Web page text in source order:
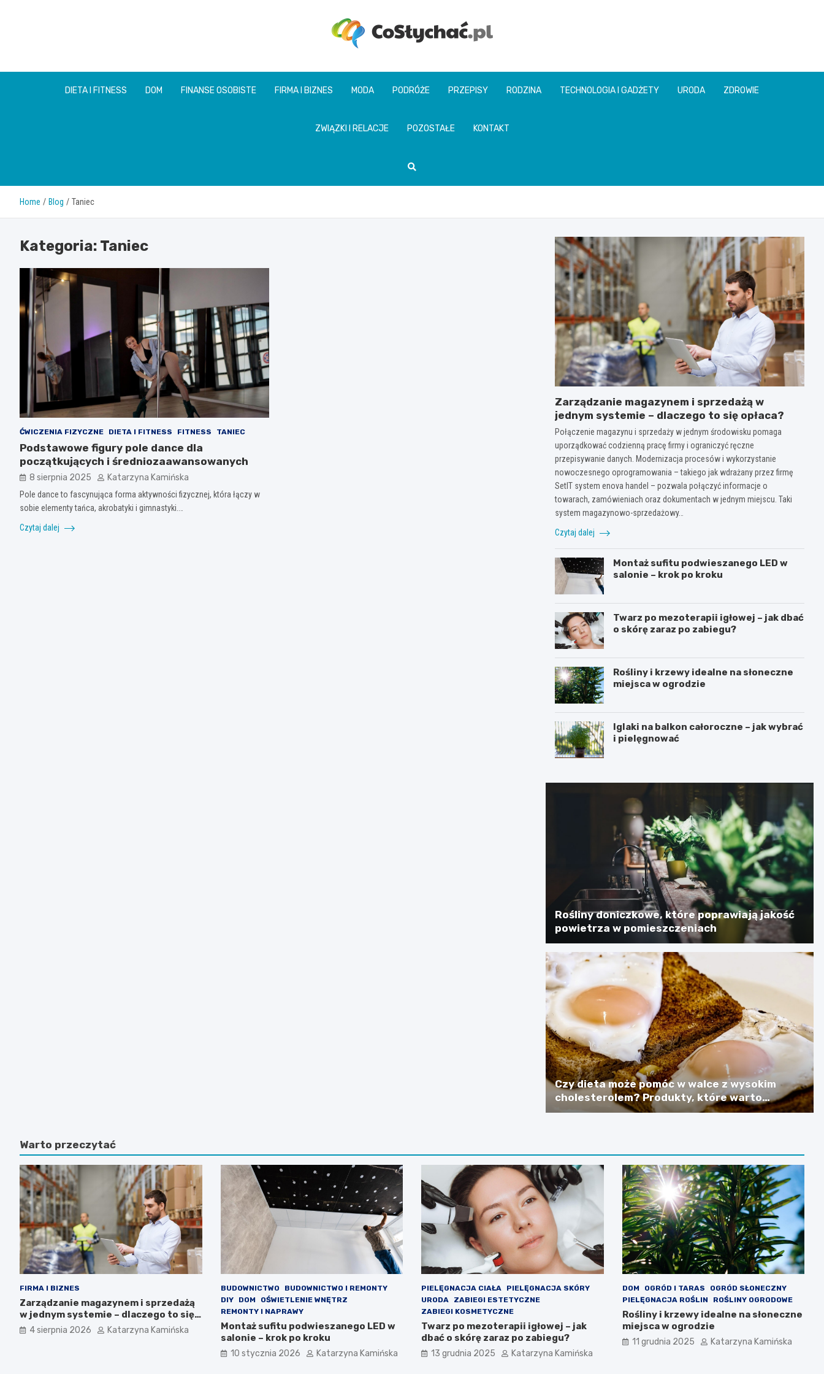
coslychac.pl
DIETA I FITNESS DOM FINANSE OSOBISTE FIRMA I BIZNES MODA PODRÓŻE PRZEPISY RODZINA TECHNOLOGIA I GADŻETY URODA ZDROWIE
ZWIĄZKI I RELACJE POZOSTAŁE KONTAKT
Home Blog Taniec
Kategoria: Taniec
ĆWICZENIA FIZYCZNE DIETA I FITNESS FITNESS TANIEC
Podstawowe figury pole dance dla
początkujących i średniozaawansowanych
8 sierpnia 2025 Katarzyna Kamińska
Pole dance to fascynująca forma aktywności fizycznej, która łączy w
sobie elementy tańca, akrobatyki i gimnastyki.…
Czytaj dalej
Zarządzanie magazynem i sprzedażą w
jednym systemie – dlaczego to się opłaca?
Połączenie magazynu i sprzedaży w jednym środowisku pomaga
uporządkować codzienną pracę firmy i ograniczyć ręczne
przepisywanie danych. Modernizacja procesów i wykorzystanie
nowoczesnego oprogramowania – takiego jak wdrażany przez firmę
SetIT system enova handel – pozwala połączyć informacje o
towarach, zamówieniach oraz dokumentach w jednym miejscu. Taki
system magazynowo-sprzedażowy…
Czytaj dalej
Montaż sufitu podwieszanego LED w
salonie – krok po kroku
Twarz po mezoterapii igłowej – jak dbać
o skórę zaraz po zabiegu?
Rośliny i krzewy idealne na słoneczne
miejsca w ogrodzie
Iglaki na balkon całoroczne – jak wybrać
i pielęgnować
Rośliny doniczkowe, które poprawiają jakość
powietrza w pomieszczeniach
Czy dieta może pomóc w walce z wysokim
cholesterolem? Produkty, które warto
spożywać
Warto przeczytać
FIRMA I BIZNES
Zarządzanie magazynem i sprzedażą
w jednym systemie – dlaczego to się
opłaca?
4 sierpnia 2026 Katarzyna Kamińska
BUDOWNICTWO
BUDOWNICTWO I REMONTY
DIY
DOM
OŚWIETLENIE WNĘTRZ
REMONTY I NAPRAWY
Montaż sufitu podwieszanego LED w
salonie – krok po kroku
10 stycznia 2026 Katarzyna Kamińska
PIELĘGNACJA CIAŁA
PIELĘGNACJA SKÓRY
URODA
ZABIEGI ESTETYCZNE
ZABIEGI KOSMETYCZNE
Twarz po mezoterapii igłowej – jak
dbać o skórę zaraz po zabiegu?
13 grudnia 2025 Katarzyna Kamińska
DOM OGRÓD I TARAS
OGRÓD SŁONECZNY
PIELĘGNACJA ROŚLIN
ROŚLINY OGRODOWE
Rośliny i krzewy idealne na słoneczne
miejsca w ogrodzie
11 grudnia 2025 Katarzyna Kamińska